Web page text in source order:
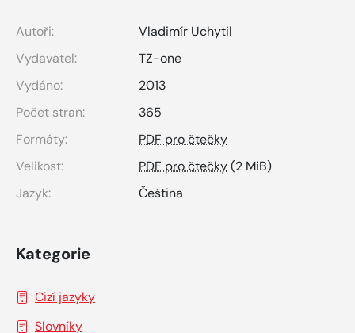
Autoři:
Vladimír Uchytil
Vydavatel:
TZ-one
Vydáno:
2013
Počet stran:
365
Formáty:
PDF pro čtečky
Velikost:
PDF pro čtečky(2 MiB)
Jazyk:
Čeština
Kategorie
Cizí jazyky
Slovníky